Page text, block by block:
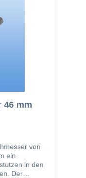
46 mm
von
ein
in den
Der